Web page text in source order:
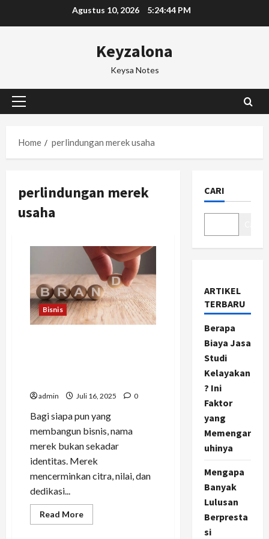
Agustus 10, 2026 5:24:45 PM
Keyzalona
Keysa Notes
Primary
Home
perlindungan merek usaha
perlindungan merek
usaha
Bisnis
admin Juli 16, 2025 0
Bagi siapa pun yang
membangun bisnis, nama
merek bukan sekadar
identitas. Merek
mencerminkan citra, nilai, dan
dedikasi...
Read MoreRead
more
CARI
ARTIKEL
TERBARU
Berapa
Biaya Jasa
Studi
Kelayakan
? Ini
Faktor
yang
Memengar
uhinya
Mengapa
Banyak
Lulusan
Berpresta
si